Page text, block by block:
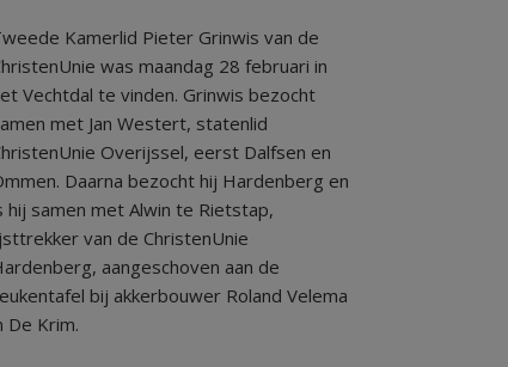
Kamerlid Pieter Grinwis van de
was maandag 28 februari in
Vechtdal te vinden. Grinwis bezocht
met Jan Westert, statenlid
Overijssel, eerst Dalfsen en
Daarna bezocht hij Hardenberg en
hij samen met Alwin te Rietstap,
van de ChristenUnie
aangeschoven aan de
bij akkerbouwer Roland Velema
De Krim.